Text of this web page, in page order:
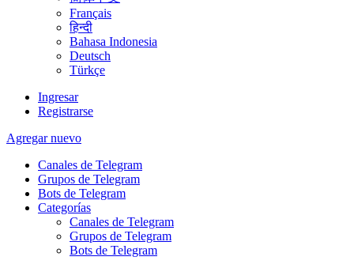
Français
हिन्दी
Bahasa Indonesia
Deutsch
Türkçe
Ingresar
Registrarse
Agregar nuevo
Canales de Telegram
Grupos de Telegram
Bots de Telegram
Categorías
Canales de Telegram
Grupos de Telegram
Bots de Telegram